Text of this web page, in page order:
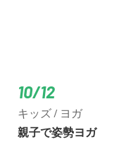
10/12
キッズ / ヨガ
親子で姿勢ヨガ